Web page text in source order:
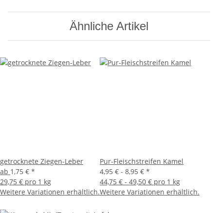
Ähnliche Artikel
getrocknete Ziegen-Leber
ab 1,75 € *
29,75 € pro 1 kg
Weitere Variationen erhältlich.
Pur-Fleischstreifen Kamel
4,95 € - 8,95 € *
44,75 € - 49,50 € pro 1 kg
Weitere Variationen erhältlich.